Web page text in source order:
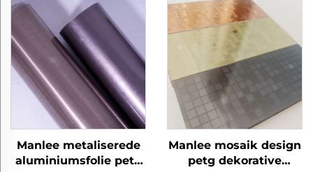
Manlee metaliserede
aluminiumsfolie petg
Manlee mosaik design
petg dekorative